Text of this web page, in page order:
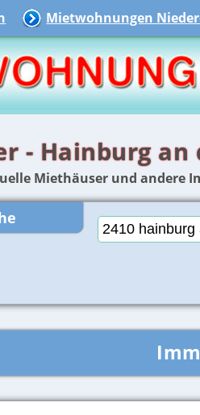
Mietwohnungen
- Hainburg an
Miethäuser und andere